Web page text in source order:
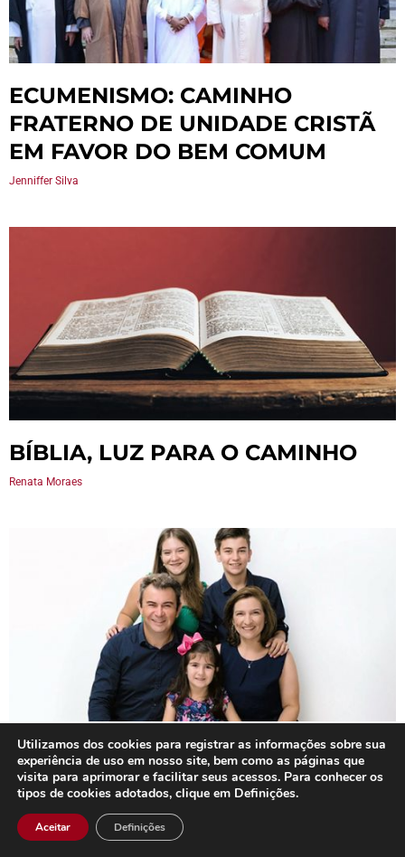
ECUMENISMO: CAMINHO
FRATERNO DE UNIDADE CRISTÃ
EM FAVOR DO BEM COMUM
Jenniffer Silva
BÍBLIA, LUZ PARA O CAMINHO
Renata Moraes
FAMÍLIA, SANTUÁRIO DA VIDA
Renata Moraes
Utilizamos dos cookies para registrar as informações sobre sua
experiência de uso em nosso site, bem como as páginas que
visita para aprimorar e facilitar seus acessos. Para conhecer os
tipos de cookies adotados, clique em Definições.
Aceitar Definições